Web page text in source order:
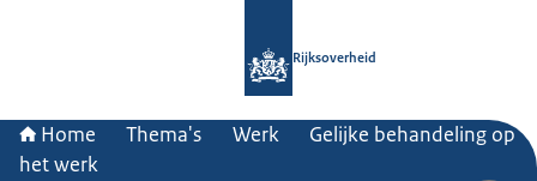
Rijksoverheid
Home Thema's Werk
Gelijke behandeling op
het werk